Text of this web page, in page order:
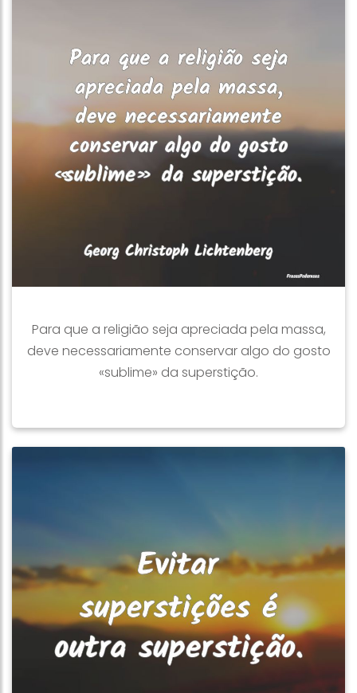
Para que a religião seja apreciada pela massa,
deve necessariamente conservar algo do gosto
«sublime» da superstição.